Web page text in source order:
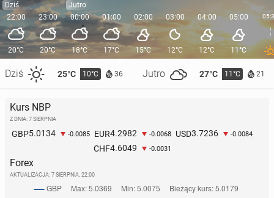
Dziś
22:00
20°C
Dziś 25°C 10°C 36 Jutro 27°C 11°C 21
23:00
20°C
Jutro
00:00
18°C
01:00
17°C
02:00
15°C
03:00
12°C
04:00
12°C
05:00
11°C
Kurs NBP
Z DNIA: 7 SIERPNIA
GBP5.0134 -0.0085 EUR4.2982 -0.0068 USD3.7236 -0.0084
CHF4.6049 -0.0031
Forex
AKTUALIZACJA: 7 SIERPNIA, 22:00